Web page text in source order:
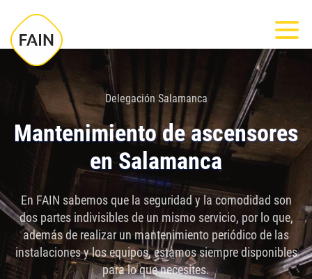
este
sitio
sistema
Delegación Salamanca
Mantenimiento de ascensores
en Salamanca
En FAIN sabemos que la seguridad y la comodidad son
dos partes indivisibles de un mismo servicio, por lo que,
además de realizar un mantenimiento periódico de las
instalaciones y los equipos, estamos siempre disponibles
para lo que necesites.